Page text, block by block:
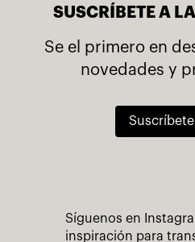
SUSCRÍBETE A
Se el primero en
novedades y
Síguenos en
inspiración para